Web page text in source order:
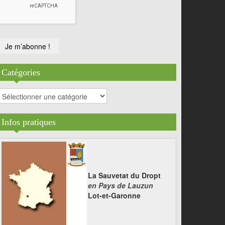
Catégories
Infos pratiques
La Sauvetat du Dropt
en Pays de Lauzun
Lot-et-Garonne